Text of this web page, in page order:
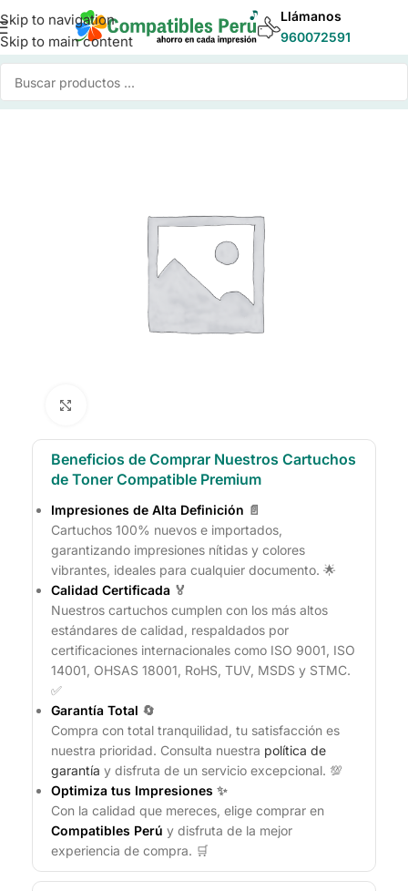
Skip to navigation
Skip to main content
Llámanos
960072591
Inicio/Toner para Impresoras/Toner Compatible Xerox
Beneficios de Comprar Nuestros Cartuchos
de Toner Compatible Premium
Impresiones de Alta Definición 📄
Cartuchos 100% nuevos e importados,
garantizando impresiones nítidas y colores
vibrantes, ideales para cualquier documento. 🌟
Calidad Certificada 🏅
Nuestros cartuchos cumplen con los más altos
estándares de calidad, respaldados por
certificaciones internacionales como ISO 9001, ISO
14001, OHSAS 18001, RoHS, TUV, MSDS y STMC.
✅
Garantía Total 🔄
Compra con total tranquilidad, tu satisfacción es
nuestra prioridad. Consulta nuestra política de
garantía y disfruta de un servicio excepcional. 💯
Optimiza tus Impresiones ✨
Con la calidad que mereces, elige comprar en
Compatibles Perú y disfruta de la mejor
experiencia de compra. 🛒